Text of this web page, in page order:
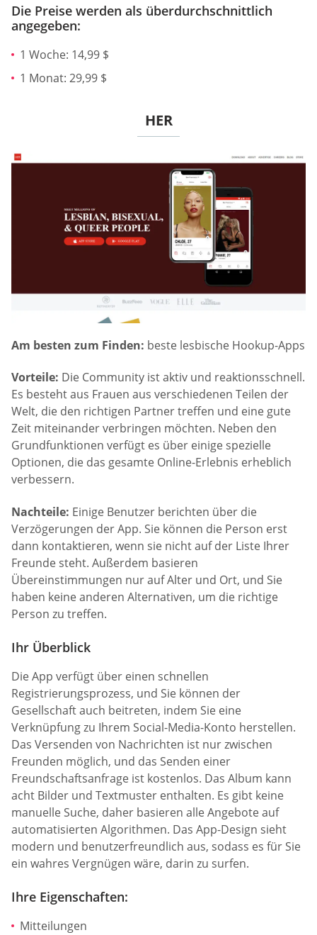
Die Preise werden als überdurchschnittlich
angegeben:
1 Woche: 14,99 $
1 Monat: 29,99 $
HER
Am besten zum Finden: beste lesbische Hookup-Apps
Vorteile: Die Community ist aktiv und reaktionsschnell.
Es besteht aus Frauen aus verschiedenen Teilen der
Welt, die den richtigen Partner treffen und eine gute
Zeit miteinander verbringen möchten. Neben den
Grundfunktionen verfügt es über einige spezielle
Optionen, die das gesamte Online-Erlebnis erheblich
verbessern.
Nachteile: Einige Benutzer berichten über die
Verzögerungen der App. Sie können die Person erst
dann kontaktieren, wenn sie nicht auf der Liste Ihrer
Freunde steht. Außerdem basieren
Übereinstimmungen nur auf Alter und Ort, und Sie
haben keine anderen Alternativen, um die richtige
Person zu treffen.
Ihr Überblick
Die App verfügt über einen schnellen
Registrierungsprozess, und Sie können der
Gesellschaft auch beitreten, indem Sie eine
Verknüpfung zu Ihrem Social-Media-Konto herstellen.
Das Versenden von Nachrichten ist nur zwischen
Freunden möglich, und das Senden einer
Freundschaftsanfrage ist kostenlos. Das Album kann
acht Bilder und Textmuster enthalten. Es gibt keine
manuelle Suche, daher basieren alle Angebote auf
automatisierten Algorithmen. Das App-Design sieht
modern und benutzerfreundlich aus, sodass es für Sie
ein wahres Vergnügen wäre, darin zu surfen.
Ihre Eigenschaften:
Mitteilungen